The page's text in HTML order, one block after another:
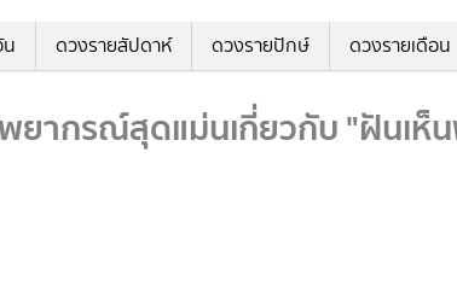
ดวงรายสัปดาห์ ดวงรายปักษ์ ดวงรายเดือน
ยากรณ์สุดแม่นเกี่ยวกับ "ฝันเห็